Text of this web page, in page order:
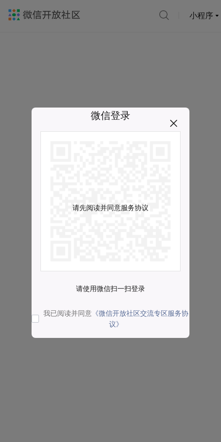
小程序
微信登录
请先阅读并同意服务协议
请使用微信扫一扫登录
我已阅读并同意 《微信开放社区交流专区服务协
议》